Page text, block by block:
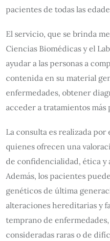
pacientes de todas las
El servicio, que se brinda
Ciencias Biomédicas y el
ayudar a las personas a
contenida en su material
enfermedades, obtener
acceder a tratamientos más
La consulta es realizada
quienes ofrecen una
de confidencialidad, ética y
Además, los pacientes
genéticos de última
alteraciones hereditarias y
temprano de
consideradas raras o de